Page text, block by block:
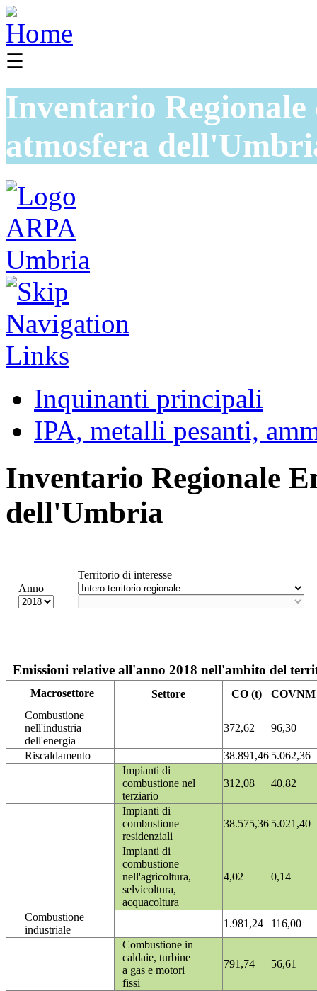
☰
Inventario
atmosfera
Inquinanti principali
IPA, metalli pesanti,
Inventario Regionale
dell'Umbria
Anno
Territorio di interesse
Emissioni relative all'anno 2018 nell'ambito del
Macrosettore Settore CO (t)
COVNM
Combustione
nell'industria
dell'energia
372,62 96,30
Riscaldamento 38.891,46 5.062,36
Impianti di
combustione nel
terziario
312,08 40,82
Impianti di
combustione
residenziali
38.575,36 5.021,40
Impianti di
combustione
nell'agricoltura,
selvicoltura,
acquacoltura
4,02 0,14
Combustione
industriale
1.981,24
116,00
Combustione in
caldaie, turbine
a gas e motori
fissi
791,74 56,61